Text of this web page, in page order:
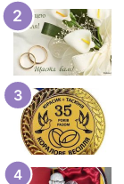
е
м
а
р
о
ж
е
н